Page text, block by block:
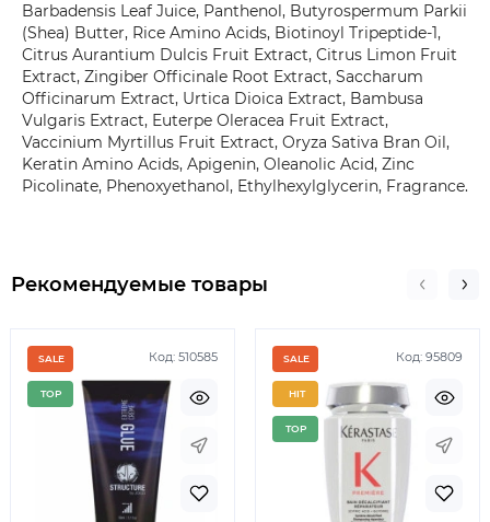
Barbadensis Leaf Juice, Panthenol, Butyrospermum Parkii
(Shea) Butter, Rice Amino Acids, Biotinoyl Tripeptide-1,
Citrus Aurantium Dulcis Fruit Extract, Citrus Limon Fruit
Extract, Zingiber Officinale Root Extract, Saccharum
Officinarum Extract, Urtica Dioica Extract, Bambusa
Vulgaris Extract, Euterpe Oleracea Fruit Extract,
Vaccinium Myrtillus Fruit Extract, Oryza Sativa Bran Oil,
Keratin Amino Acids, Apigenin, Oleanolic Acid, Zinc
Picolinate, Phenoxyethanol, Ethylhexylglycerin, Fragrance.
Рекомендуемые товары
Код: 510585
SALE
TOP
Немає в наявності
Код: 95809
SALE
HIT
TOP
Немає